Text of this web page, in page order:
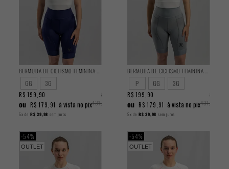
GG 3G
R$
431,90
R$ 199,90
ou R$ 179,91 à vista no pix
5x de R$ 39,98 sem juros
P GG 3G
R$
431,90
R$ 199,90
ou R$ 179,91 à vista no pix
5x de R$ 39,98 sem juros
OUTLET
54%
OUTLET
54%